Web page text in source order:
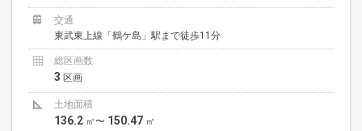
交通
東武東上線「鶴ケ島」駅まで徒歩11分
総区画数
3 区画
土地面積
136.2 ㎡〜 150.47 ㎡